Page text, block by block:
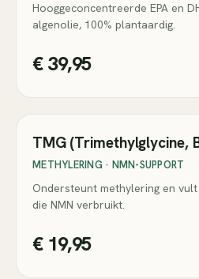
Hooggeconcentreerde EPA en
algenolie, 100% plantaardig.
€ 39,95
TMG (Trimethylglycine,
METHYLERING · NMN-SUPPORT
Ondersteunt methylering en
die NMN verbruikt.
€ 19,95